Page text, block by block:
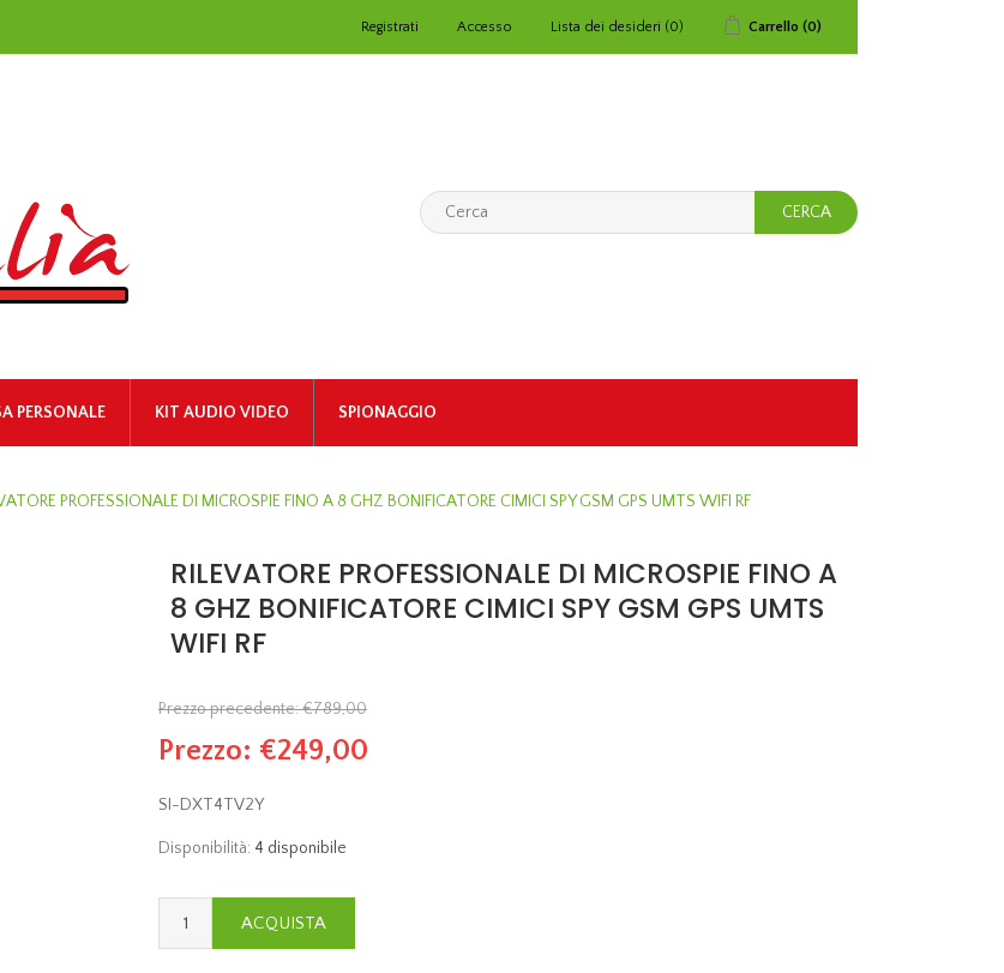
Registrati Accesso Lista dei desideri (0) Carrello (0)
PERSONALE KIT AUDIO VIDEO SPIONAGGIO
PROFESSIONALE DI MICROSPIE FINO A 8 GHZ BONIFICATORE CIMICI SPY GSM GPS UMTS WIFI RF
RILEVATORE PROFESSIONALE DI MICROSPIE FINO A
8 GHZ BONIFICATORE CIMICI SPY GSM GPS UMTS
WIFI RF
Prezzo precedente:€789,00
Prezzo: €249,00
SI-DXT4TV2Y
Disponibilità: 4 disponibile